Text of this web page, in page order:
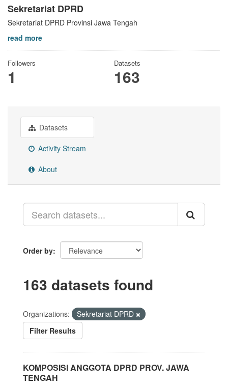
Sekretariat DPRD
Sekretariat DPRD Provinsi Jawa Tengah
read more
Followers
1
Datasets
163
Datasets
Activity Stream
About
Order by
163 datasets found
Organizations:
Sekretariat DPRD
Filter Results
KOMPOSISI ANGGOTA DPRD PROV. JAWA
TENGAH